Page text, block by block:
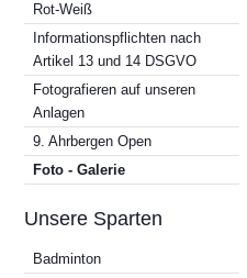
Rot-Weiß
Informationspflichten nach
Artikel 13 und 14 DSGVO
Fotografieren auf unseren
Anlagen
9. Ahrbergen Open
Foto - Galerie
Unsere Sparten
Badminton